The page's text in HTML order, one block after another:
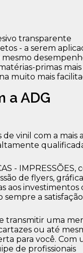
transparente
- a serem
primas mais
muito mais
a ADG
vinil com a mais
- IMPRESSÕES,
de flyers,
aos investimentos
sempre a
transmitir uma
ou até
para você. Com
de profissionais